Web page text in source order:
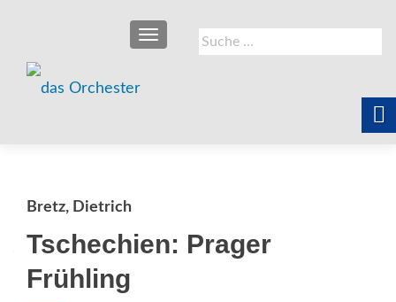
Suche
nach:
SCHALTE NAVIGATION
Bretz, Dietrich
Tschechien: Prager
Frühling